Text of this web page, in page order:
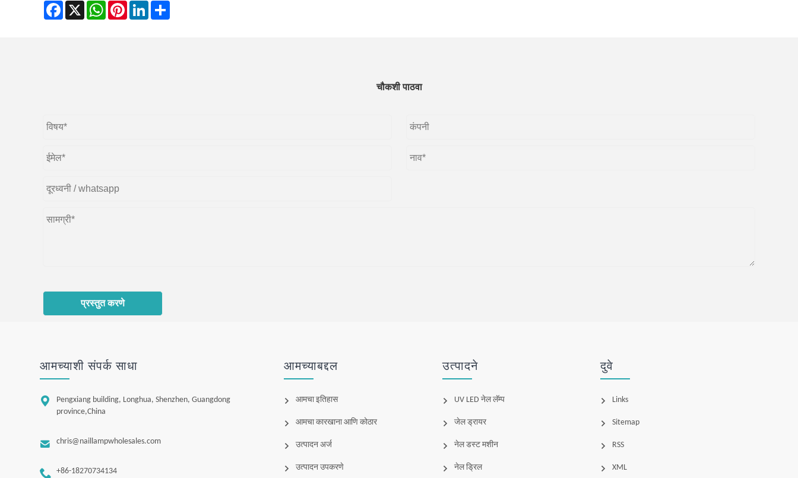
Facebook
X WhatsAppPinterestLinkedIn
चौकशी पाठवा
प्रस्तुत करणे
आमच्याशी संपर्क साधा

Pengxiang building, Longhua, Shenzhen, Guangdong
province,China
 chris@naillampwholesales.com
 +86-18270734134
आमच्याबद्दल
आमचा इतिहास
आमचा कारखाना आणि कोठार
उत्पादन अर्ज
उत्पादन उपकरणे
उत्पादने
UV LED नेल लॅम्प
जेल ड्रायर
नेल डस्ट मशीन
नेल ड्रिल
दुवे
Links
Sitemap
RSS
XML